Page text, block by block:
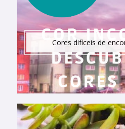
Cores difíceis de